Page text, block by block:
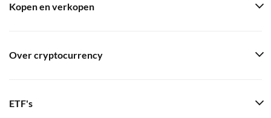
Kopen en verkopen
Over cryptocurrency
ETF's